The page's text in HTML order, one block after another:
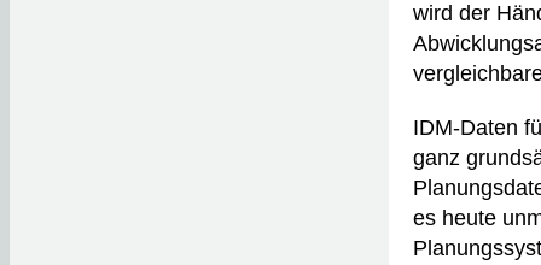
wird der
IDM-Daten
ganz
es heute